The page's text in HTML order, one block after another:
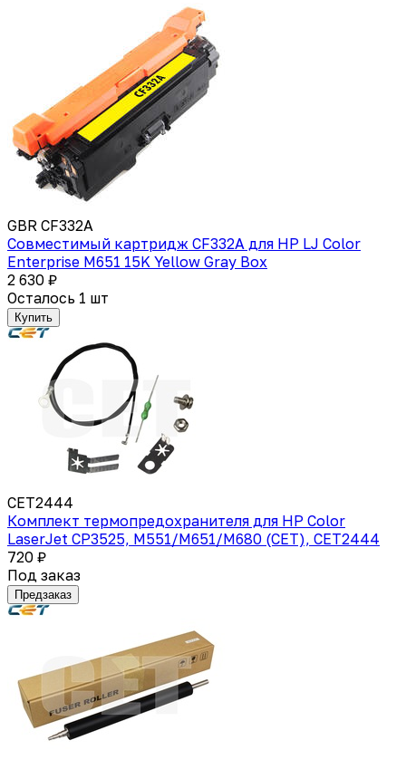
GBR CF332A
Совместимый картридж CF332A для HP LJ Color
Enterprise M651 15K Yellow Gray Box
2 630 ₽
Осталось 1 шт
Купить
CET2444
Комплект термопредохранителя для HP Color
LaserJet CP3525, M551/M651/M680 (CET), CET2444
720 ₽
Под заказ
Предзаказ